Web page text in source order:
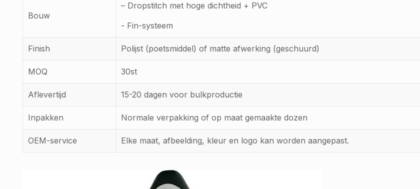
Bouw
– Dropstitch met hoge dichtheid + PVC
- Fin-systeem
Finish Polijst (poetsmiddel) of matte afwerking (geschuurd)
MOQ 30st
Aflevertijd 15-20 dagen voor bulkproductie
Inpakken Normale verpakking of op maat gemaakte dozen
OEM-service Elke maat, afbeelding, kleur en logo kan worden aangepast.